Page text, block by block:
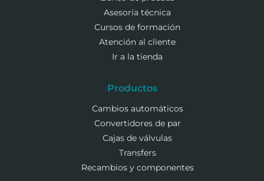
Asesoría técnica
Cursos de formación
Atención al cliente
Ir a la tienda
Productos
Cambios automáticos
Convertidores de par
Cajas de válvulas
Transfers
Recambios y componentes